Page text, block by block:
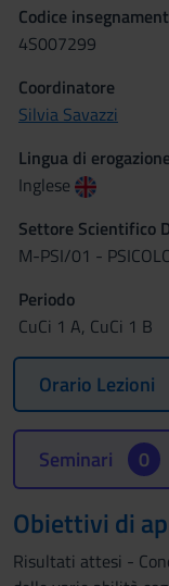
Codice
4S007299
Coordinatore
Silvia Savazzi
Lingua di
Inglese
Settore Scientifico
M-PSI/01 -
Periodo
CuCi 1 A, CuCi 1 B
Orario Lezioni
Seminari 0
Obiettivi di
Risultati attesi -